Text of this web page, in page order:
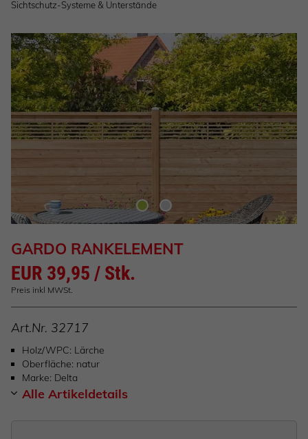
Sichtschutz-Systeme & Unterstände
GARDO RANKELEMENT
EUR 39,95 / Stk.
Preis inkl MWSt.
Art.Nr. 32717
Holz/WPC Lärche
Oberfläche natur
Marke Delta
Alle Artikeldetails